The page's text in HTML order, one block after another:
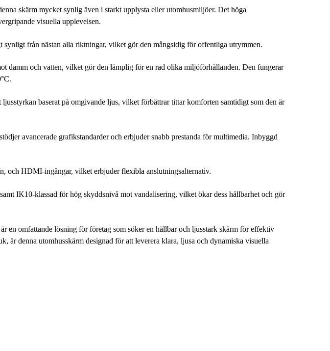
skärm mycket synlig även i starkt upplysta eller utomhusmiljöer. Det höga
visuella upplevelsen.
från nästan alla riktningar, vilket gör den mångsidig för offentliga utrymmen.
damm och vatten, vilket gör den lämplig för en rad olika miljöförhållanden. Den fungerar
baserat på omgivande ljus, vilket förbättrar tittar komforten samtidigt som den är
avancerade grafikstandarder och erbjuder snabb prestanda för multimedia. Inbyggd
och HDMI-ingångar, vilket erbjuder flexibla anslutningsalternativ.
IK10-klassad för hög skyddsnivå mot vandalisering, vilket ökar dess hållbarhet och gör
omfattande lösning för företag som söker en hållbar och ljusstark skärm för effektiv
denna utomhusskärm designad för att leverera klara, ljusa och dynamiska visuella